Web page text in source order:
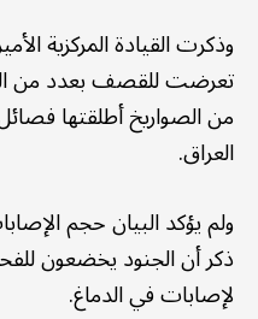
وذكرت القيادة المركزية
تعرضت للقصف بعدد من
من الصواريخ أطلقتها
العراق.
ولم يؤكد البيان حجم
ذكر أن الجنود يخضعون
لإصابات في الدماغ.